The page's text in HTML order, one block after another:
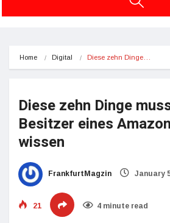
Home Digital Diese zehn Dinge…
Diese zehn Dinge
Besitzer eines
wissen
FrankfurtMagzin January
21 4 minute read